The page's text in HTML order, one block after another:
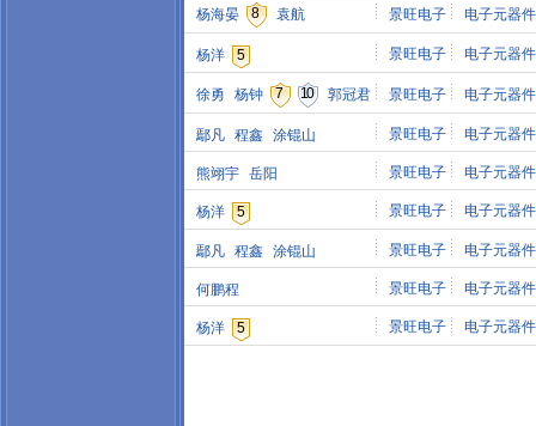
杨海晏 8 袁航 景旺电子 电子元器
杨洋 5 景旺电子 电子元器
徐勇 杨钟 7 10 郭冠君 景旺电子 电子元器
鄢凡 程鑫 涂锟山 景旺电子 电子元器
熊翊宇 岳阳 景旺电子 电子元器
杨洋 5 景旺电子 电子元器
鄢凡 程鑫 涂锟山 景旺电子 电子元器
何鹏程 景旺电子 电子元器
杨洋 5 景旺电子 电子元器